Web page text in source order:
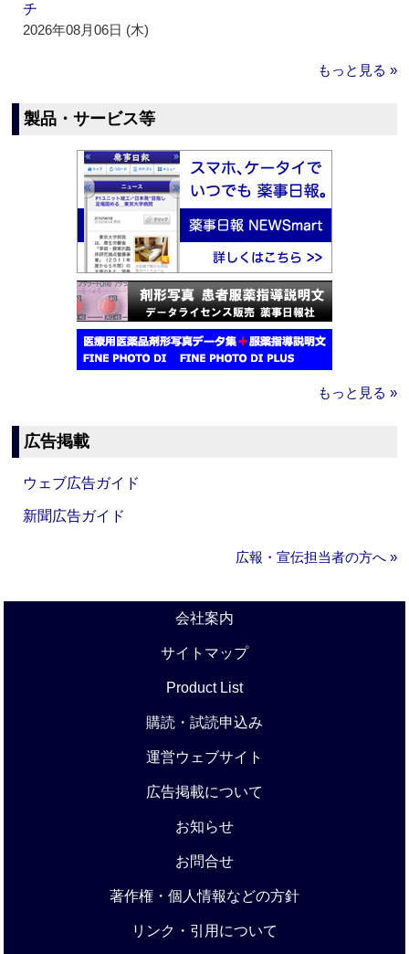
チ
2026年08月06日 (木)
もっと見る »
製品・サービス等
もっと見る »
広告掲載
ウェブ広告ガイド
新聞広告ガイド
広報・宣伝担当者の方へ »
会社案内
サイトマップ
Product List
購読・試読申込み
運営ウェブサイト
広告掲載について
お知らせ
お問合せ
著作権・個人情報などの方針
リンク・引用について